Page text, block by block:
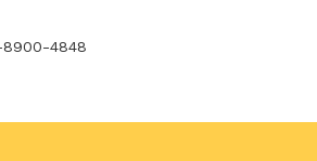
8900-4848